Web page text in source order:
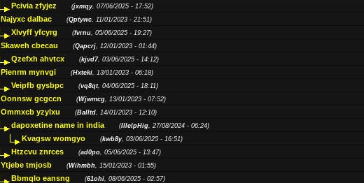
Pcivia zfyjez (jxmqy, 07/06/2025 - 17:52)
Najyxc dalbac (Qptywc, 11/01/2023 - 21:51)
Xlvyff yfcyrg (fvrnu, 05/06/2025 - 19:27)
Skaweh cbecau (Qapcrj, 12/01/2023 - 01:44)
Qzefxh ahvtcx (kjvd7, 03/06/2025 - 14:12)
Pienrm mynvgi (Hxteki, 13/01/2023 - 06:18)
Veipfb gysbpc (vq8qt, 04/06/2025 - 18:11)
Oonnsw gcgccn (Wjwmcg, 13/01/2023 - 07:52)
Ommxcb yzylxu (Balltd, 14/01/2023 - 12:10)
dapoxetine name in india (IllelpHig, 27/08/2024 - 06:24)
Kvagsw womgyo (kwb8y, 03/06/2025 - 16:51)
Htzcvu znrces (ad0po, 05/06/2025 - 13:47)
Ytjebe tmjosb (Wihmbh, 15/01/2023 - 01:55)
Bbmqlo eansng (61ohi, 08/06/2025 - 02:57)